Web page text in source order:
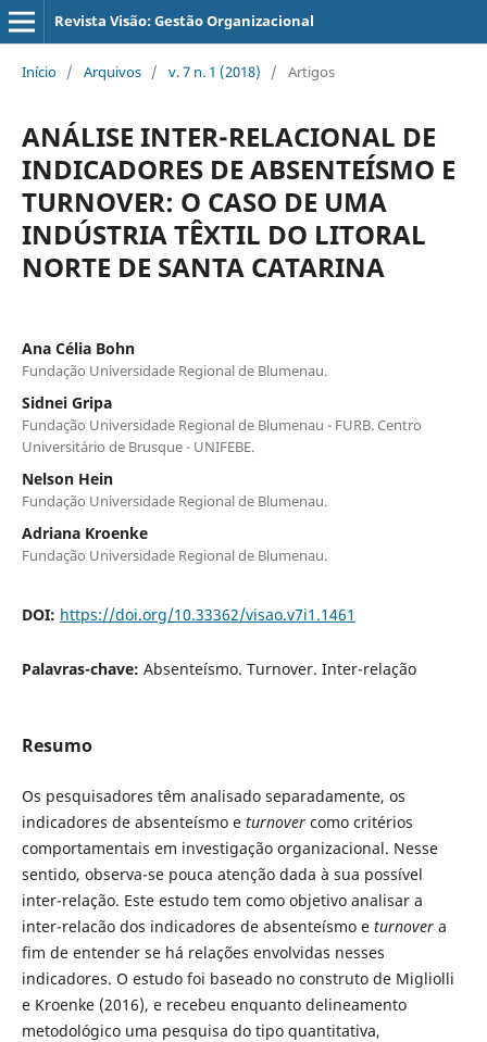
Revista Visão: Gestão Organizacional
Início / Arquivos / v. 7 n. 1 (2018) / Artigos
ANÁLISE INTER-RELACIONAL DE
INDICADORES DE ABSENTEÍSMO E
TURNOVER: O CASO DE UMA
INDÚSTRIA TÊXTIL DO LITORAL
NORTE DE SANTA CATARINA
Ana Célia Bohn
Fundação Universidade Regional de Blumenau.
Sidnei Gripa
Fundação Universidade Regional de Blumenau - FURB. Centro
Universitário de Brusque - UNIFEBE.
Nelson Hein
Fundação Universidade Regional de Blumenau.
Adriana Kroenke
Fundação Universidade Regional de Blumenau.
DOI: https://doi.org/10.33362/visao.v7i1.1461
Palavras-chave: Absenteísmo. Turnover. Inter-relação
Resumo
Os pesquisadores têm analisado separadamente, os
indicadores de absenteísmo e turnovercomo critérios
comportamentais em investigação organizacional. Nesse
sentido, observa-se pouca atenção dada à sua possível
inter-relação. Este estudo tem como objetivo analisar a
inter-relacão dos indicadores de absenteísmo e turnover a
fim de entender se há relações envolvidas nesses
indicadores. O estudo foi baseado no construto de Migliolli
e Kroenke (2016), e recebeu enquanto delineamento
metodológico uma pesquisa do tipo quantitativa,